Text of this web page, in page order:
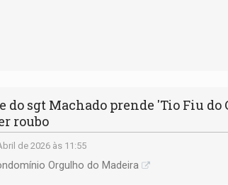
do sgt Machado prende 'Tio Fiu
roubo
de 2026 às 11:55
Orgulho do Madeira